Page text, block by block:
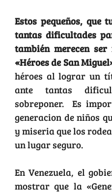
Estos pequeños, que
tantas dificultades
también merecen ser
«Héroes de San
héroes al lograr un
ante tantas
sobreponer. Es
generacion de niños
y miseria que los
un lugar seguro.
En Venezuela, el
mostrar que la